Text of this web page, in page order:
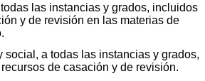
las instancias y grados, incluidos
y de revisión en las materias de
social, a todas las instancias y grados,
de casación y de revisión.